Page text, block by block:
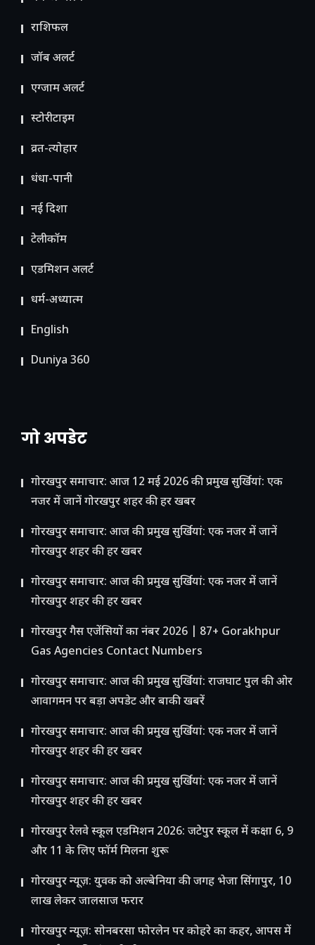
राशिफल
जॉब अलर्ट
एग्जाम अलर्ट
स्टोरीटाइम
व्रत-त्योहार
धंधा-पानी
नई दिशा
टेलीकॉम
ए​डमिशन अलर्ट
धर्म-अध्यात्म
English
Duniya 360
गो अपडेट
गोरखपुर समाचार: आज 12 मई 2026 की प्रमुख सुर्खियां: एक
नजर में जानें गोरखपुर शहर की हर खबर
गोरखपुर समाचार: आज की प्रमुख सुर्खियां: एक नजर में जानें
गोरखपुर शहर की हर खबर
गोरखपुर समाचार: आज की प्रमुख सुर्खियां: एक नजर में जानें
गोरखपुर शहर की हर खबर
गोरखपुर गैस एजेंसियों का नंबर 2026 | 87+ Gorakhpur
Gas Agencies Contact Numbers
गोरखपुर समाचार: आज की प्रमुख सुर्खियां: राजघाट पुल की ओर
आवागमन पर बड़ा अपडेट और बाकी खबरें
गोरखपुर समाचार: आज की प्रमुख सुर्खियां: एक नजर में जानें
गोरखपुर शहर की हर खबर
गोरखपुर समाचार: आज की प्रमुख सुर्खियां: एक नजर में जानें
गोरखपुर शहर की हर खबर
गोरखपुर रेलवे स्कूल एडमिशन 2026: जटेपुर स्कूल में कक्षा 6, 9
और 11 के लिए फॉर्म मिलना शुरू
गोरखपुर न्यूज़: युवक को अल्बेनिया की जगह भेजा सिंगापुर, 10
लाख लेकर जालसाज फरार
गोरखपुर न्यूज़: सोनबरसा फोरलेन पर कोहरे का कहर, आपस में